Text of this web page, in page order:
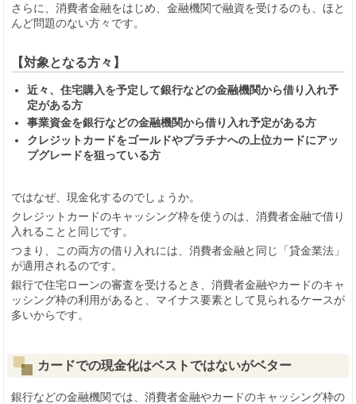
さらに、消費者金融をはじめ、金融機関で融資を受けるのも、ほと
んど問題のない方々です。
【対象となる方々】
近々、住宅購入を予定して銀行などの金融機関から借り入れ予
定がある方
事業資金を銀行などの金融機関から借り入れ予定がある方
クレジットカードをゴールドやプラチナへの上位カードにアッ
プグレードを狙っている方
ではなぜ、現金化するのでしょうか。
クレジットカードのキャッシング枠を使うのは、消費者金融で借り
入れることと同じです。
つまり、この両方の借り入れには、消費者金融と同じ「貸金業法」
が適用されるのです。
銀行で住宅ローンの審査を受けるとき、消費者金融やカードのキャ
ッシング枠の利用があると、マイナス要素として見られるケースが
多いからです。
カードでの現金化はベストではないがベター
銀行などの金融機関では、消費者金融やカードのキャッシング枠の